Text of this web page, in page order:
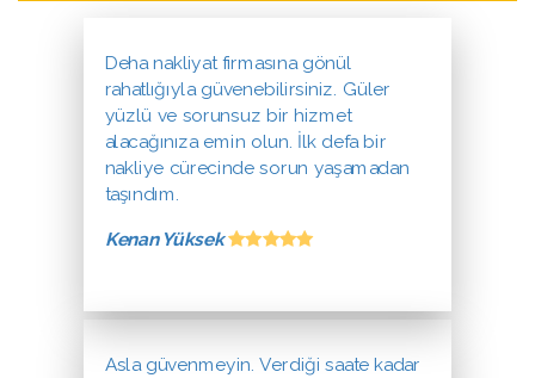
Deha nakliyat firmasına gönül
rahatlığıyla güvenebilirsiniz. Güler
yüzlü ve sorunsuz bir hizmet
alacağınıza emin olun. İlk defa bir
nakliye cürecinde sorun yaşamadan
taşındım.
Kenan Yüksek
Asla güvenmeyin. Verdiği saate kadar